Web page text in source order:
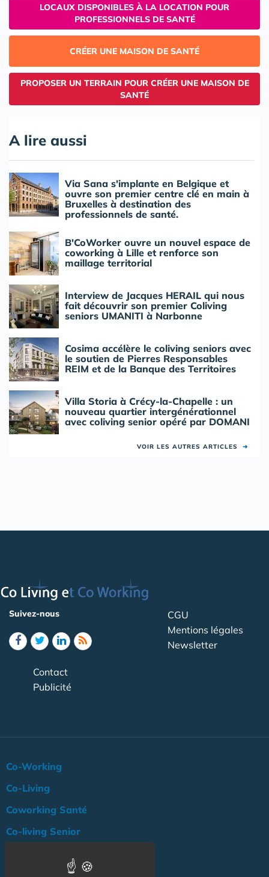
LOCAUX DISPONIBLES À LA LOCATION POUR
PROFESSIONNELS DE SANTÉ
CRÉER UNE MAISON DE SANTÉ
PROPOSER UN TERRAIN POUR CRÉER UNE MAISON DE
SANTÉ
A lire aussi
Via Sana s'implante en Belgique et
ouvre son premier centre clé en main à
Bruxelles à destination des
professionnels de santé.
B'CoWorker ouvre un nouvel espace de
coworking à Lille et renforce son
maillage territorial
Interview de Jacques HERAIL qui nous
fait découvrir son premier Coliving
seniors UMANITI à Narbonne
Cosima accélère le coliving seniors avec
le soutien de Pierres Responsables
REIM et de la Banque des Territoires
Villa Storia à Crécy-la-Chapelle : un
nouveau quartier intergénérationnel
avec coliving senior opéré par DOMANI
VOIR LES AUTRES ARTICLES ➜
Suivez-nous
CGU
Mentions légales
Newsletter
Contact
Publicité
Co-Working
Co-Living
Coworking Santé
Co-living Senior